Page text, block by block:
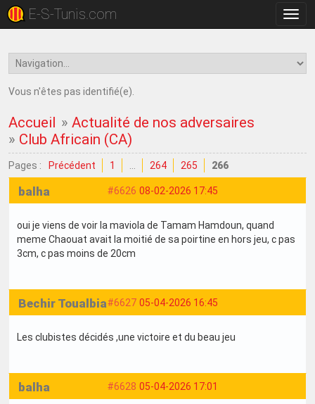
la
E-S-Tunis.com
Vous n'êtes pas identifié(e).
Accueil »Actualité de nos adversaires
» Club Africain (CA)
Pages : Précédent 1 264 265 266
#6626 08-02-2026 17:45
balha
oui je viens de voir la maviola de Tamam Hamdoun, quand
meme Chaouat avait la moitié de sa poirtine en hors jeu, c pas
3cm, c pas moins de 20cm
#6627 05-04-2026 16:45
Bechir Toualbia
Les clubistes décidés ,une victoire et du beau jeu
#6628 05-04-2026 17:01
balha